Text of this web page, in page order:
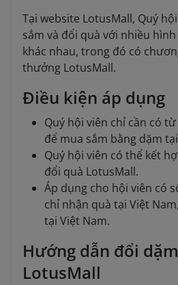
Tại website LotusMall, Quý
sắm và đổi quà với nhiều
khác nhau, trong đó có
thưởng LotusMall.
Điều kiện áp dụng
Quý hội viên chỉ cần có
để mua sắm bằng dặm
Quý hội viên có thể kết
đổi quà LotusMall.
Áp dụng cho hội viên có
chỉ nhận quà tại Việt
tại Việt Nam.
Hướng dẫn đổi
LotusMall